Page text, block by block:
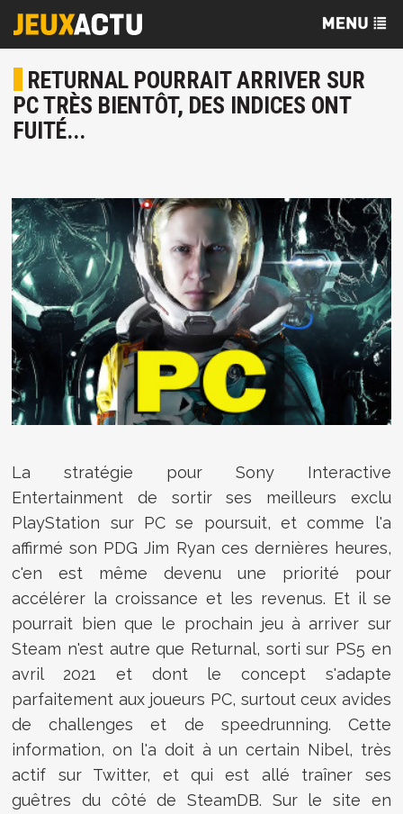
RETURNAL POURRAIT ARRIVER SUR
PC TRÈS BIENTÔT, DES INDICES ONT
FUITÉ...
La stratégie pour Sony Interactive
Entertainment de sortir ses meilleurs exclu
PlayStation sur PC se poursuit, et comme l'a
affirmé son PDG Jim Ryan ces dernières heures,
c'en est même devenu une priorité pour
accélérer la croissance et les revenus. Et il se
pourrait bien que le prochain jeu à arriver sur
Steam n'est autre que Returnal, sorti sur PS5 en
avril 2021 et dont le concept s'adapte
parfaitement aux joueurs PC, surtout ceux avides
de challenges et de speedrunning. Cette
information, on l'a doit à un certain Nibel, très
actif sur Twitter, et qui est allé traîner ses
guêtres du côté de SteamDB. Sur le site en